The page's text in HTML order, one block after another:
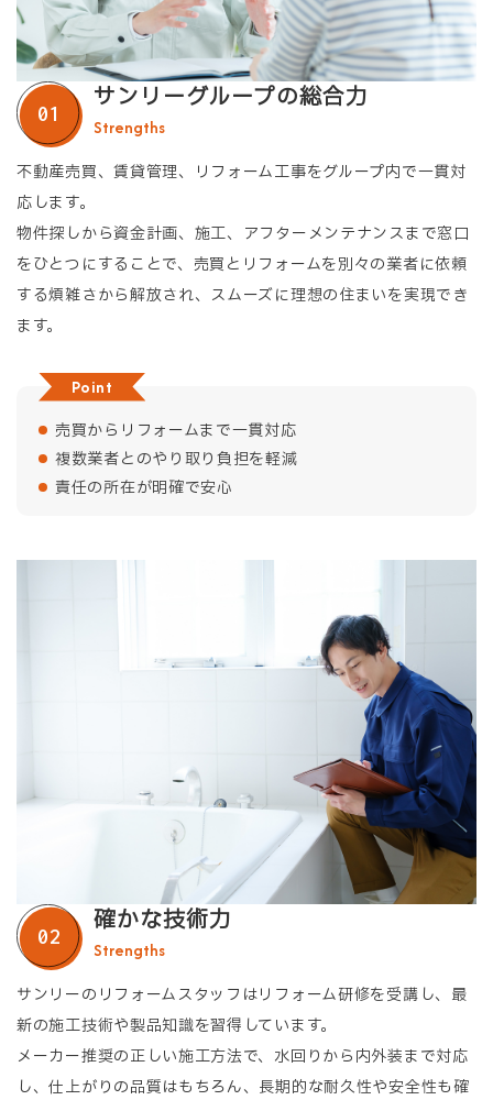
サンリーグループの総合力
Strengths
不動産売買、賃貸管理、リフォーム工事をグループ内で一貫対
応します。
物件探しから資金計画、施工、アフターメンテナンスまで窓口
をひとつにすることで、売買とリフォームを別々の業者に依頼
する煩雑さから解放され、スムーズに理想の住まいを実現でき
ます。
Point
売買からリフォームまで一貫対応
複数業者とのやり取り負担を軽減
責任の所在が明確で安心
確かな技術力
Strengths
サンリーのリフォームスタッフはリフォーム研修を受講し、最
新の施工技術や製品知識を習得しています。
メーカー推奨の正しい施工方法で、水回りから内外装まで対応
し、仕上がりの品質はもちろん、長期的な耐久性や安全性も確